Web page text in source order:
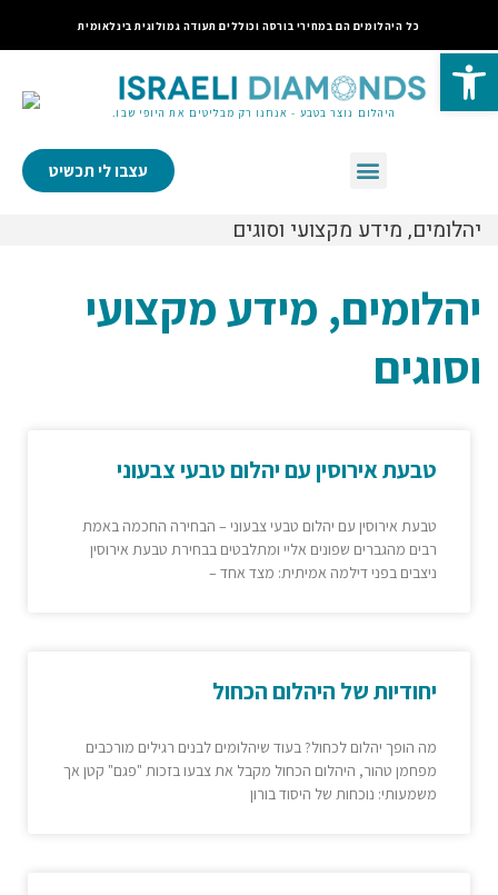
פתח סרגל נגישות
כל היהלומים הם במחירי בורסה וכוללים תעודה גמולוגית בינלאומית
היהלום נוצר בטבע - אנחנו רק מבליטים את היופי שבו.
עצבו לי תכשיט
יהלומים, מידע מקצועי וסוגים
יהלומים, מידע מקצועי
וסוגים
טבעת אירוסין עם יהלום טבעי צבעוני
טבעת אירוסין עם יהלום טבעי צבעוני – הבחירה החכמה באמת
רבים מהגברים שפונים אליי ומתלבטים בבחירת טבעת אירוסין
ניצבים בפני דילמה אמיתית: מצד אחד –
יחודיות של היהלום הכחול
מה הופך יהלום לכחול? בעוד שיהלומים לבנים רגילים מורכבים
מפחמן טהור, היהלום הכחול מקבל את צבעו בזכות "פגם" קטן אך
משמעותי: נוכחות של היסוד בורון